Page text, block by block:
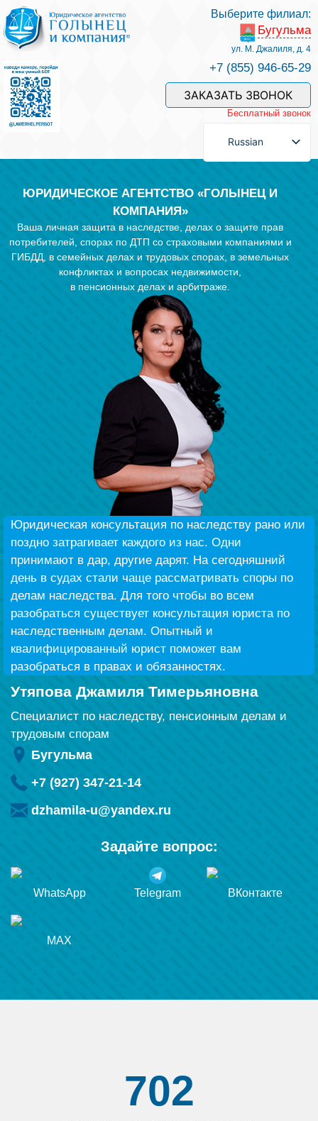
Услуги и наши специалисты
Оплата услуг
Задать вопрос
Отзывы
Полезные статьи
Выберите филиал:
Бугульма
ул. М. Джалиля, д. 4
+7 (855) 946-65-29
ЗАКАЗАТЬ ЗВОНОК
Бесплатный звонок
Russian
ЮРИДИЧЕСКОЕ АГЕНТСТВО «ГОЛЫНЕЦ И
КОМПАНИЯ»
Ваша личная защита в наследстве, делах о защите прав
потребителей, спорах по ДТП со страховыми компаниями и
ГИБДД, в семейных делах и трудовых спорах, в земельных
конфликтах и вопросах недвижимости,
в пенсионных делах и арбитраже.
Юридическая консультация по наследству рано или
поздно затрагивает каждого из нас. Одни
принимают в дар, другие дарят. На сегодняшний
день в судах стали чаще рассматривать споры по
делам наследства. Для того чтобы во всем
разобраться существует консультация юриста по
наследственным делам. Опытный и
квалифицированный юрист поможет вам
разобраться в правах и обязанностях.
Утяпова Джамиля Тимерьяновна
Специалист по наследству, пенсионным делам и
трудовым спорам
Бугульма
+7 (927) 347-21-14
dzhamila-u@yandex.ru
Задайте вопрос:
WhatsApp Telegram ВКонтакте
MAX
702